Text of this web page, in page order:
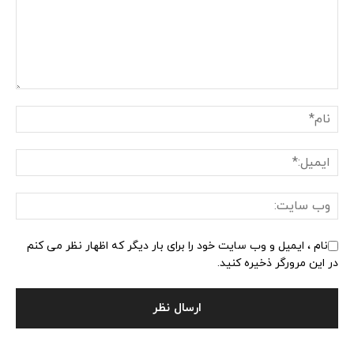
نام ، ایمیل و وب سایت خود را برای بار دیگر که اظهار نظر می کنم
در این مرورگر ذخیره کنید.